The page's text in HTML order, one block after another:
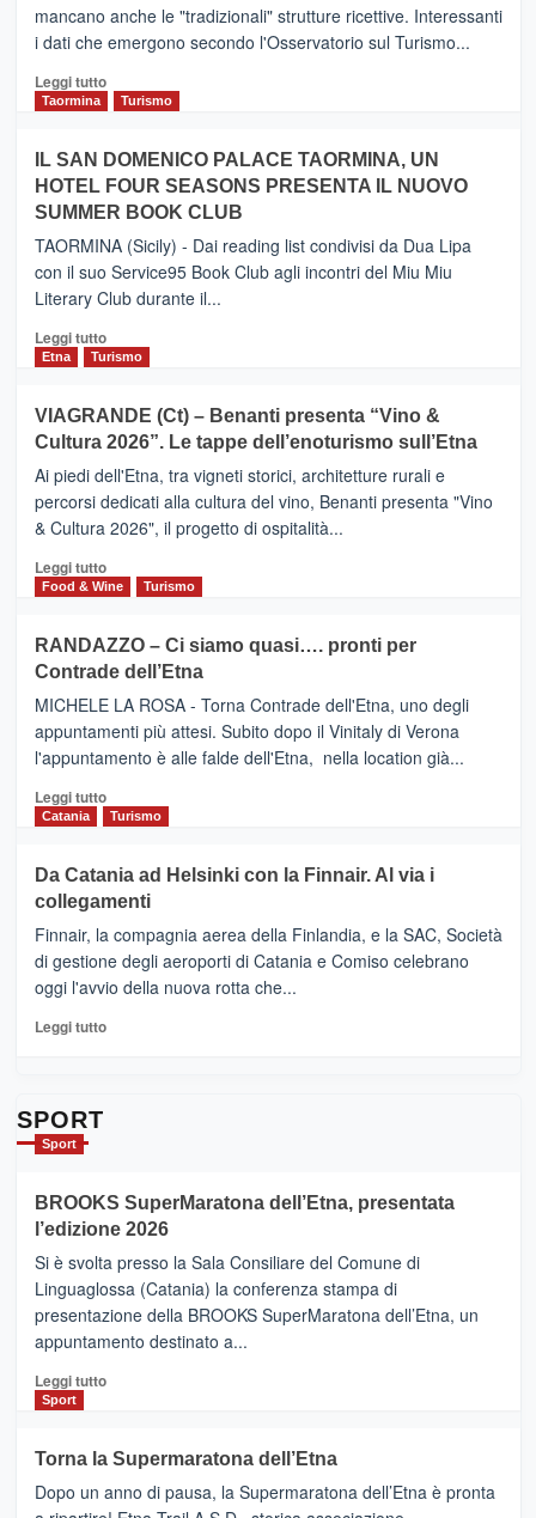
collegamento
tra
e
Zanzibar
da
Neos
mancano anche le "tradizionali" strutture ricettive. Interessanti
i dati che emergono secondo l'Osservatorio sul Turismo...
Leggi tuttoLeggi
PIEDIMONTE
ETNEO
–
Meta
turistica
privilegiata
secondo
dati
di
Anche
la
Alcantara
nei
primi
nella
classifica
Taormina Turismo
IL SAN DOMENICO PALACE TAORMINA, UN
HOTEL FOUR SEASONS PRESENTA IL NUOVO
SUMMER BOOK CLUB
TAORMINA (Sicily) - Dai reading list condivisi da Dua Lipa
con il suo Service95 Book Club agli incontri del Miu Miu
Literary Club durante il...
Leggi tuttoLeggi
di
IL
SAN
DOMENICO
PALACE
TAORMINA,
UN
HOTEL
FOUR
IL
NUOVO
SUMMER
CLUB
Etna Turismo
VIAGRANDE (Ct) – Benanti presenta “Vino &
Cultura 2026”. Le tappe dell’enoturismo sull’Etna
Ai piedi dell'Etna, tra vigneti storici, architetture rurali e
percorsi dedicati alla cultura del vino, Benanti presenta "Vino
& Cultura 2026", il progetto di ospitalità...
Leggi tuttoLeggi
di
VIAGRANDE
(Ct)
–
Benanti
presenta
“Vino
&
Cultura
tappe
dell’enoturismo
Food & Wine Turismo
RANDAZZO – Ci siamo quasi…. pronti per
Contrade dell’Etna
MICHELE LA ROSA - Torna Contrade dell'Etna, uno degli
appuntamenti più attesi. Subito dopo il Vinitaly di Verona
l'appuntamento è alle falde dell'Etna, nella location già...
Leggi tuttoLeggi
di
RANDAZZO
–
Ci
siamo
quasi….
pronti
per
Catania Turismo
Da Catania ad Helsinki con la Finnair. Al via i
collegamenti
Finnair, la compagnia aerea della Finlandia, e la SAC, Società
di gestione degli aeroporti di Catania e Comiso celebrano
oggi l'avvio della nuova rotta che...
Leggi tuttoLeggi
con
la
Al
via
i
collegamenti
SPORT
Sport
BROOKS SuperMaratona dell’Etna, presentata
l’edizione 2026
Si è svolta presso la Sala Consiliare del Comune di
Linguaglossa (Catania) la conferenza stampa di
presentazione della BROOKS SuperMaratona dell’Etna, un
appuntamento destinato a...
Leggi tuttoLeggi
BROOKS
SuperMaratona
dell’Etna,
Sport
Torna la Supermaratona dell’Etna
Dopo un anno di pausa, la Supermaratona dell’Etna è pronta